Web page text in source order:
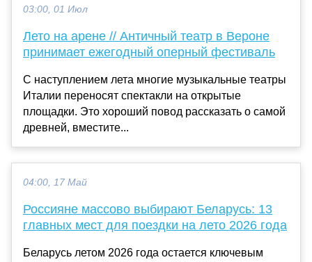
03:00, 01 Июл
Лето на арене // Античный театр в Вероне
принимает ежегодный оперный фестиваль
С наступлением лета многие музыкальные театры
Италии переносят спектакли на открытые
площадки. Это хороший повод рассказать о самой
древней, вместите...
04:00, 17 Май
Россияне массово выбирают Беларусь: 13
главных мест для поездки на лето 2026 года
Беларусь летом 2026 года остается ключевым